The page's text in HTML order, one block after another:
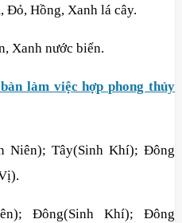
Đỏ, Hồng, Xanh lá cây.
Xanh nước biển.
bàn làm việc hợp phong thủy
Niên); Tây(Sinh Khí); Đông
Đông(Sinh Khí); Đông